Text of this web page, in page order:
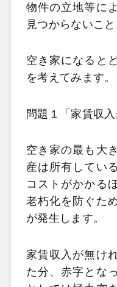
物件の立地等に
見つからないこ
空き家になると
を考えてみます。
問題１「家賃収入
空き家の最も大
産は所有してい
コストがかかる
老朽化を防ぐた
が発生します。
家賃収入が無け
た分、赤字とな